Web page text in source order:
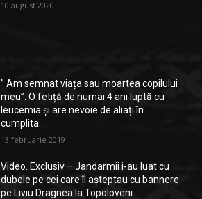
10 august 2020
” Am semnat viața sau moartea copilului
meu”. O fetiță de numai 4 ani luptă cu
leucemia și are nevoie de aliați în
cumplita...
13 februarie 2019
Video. Exclusiv – Jandarmii i-au luat cu
dubele pe cei care îl așteptau cu bannere
pe Liviu Dragnea la Topoloveni